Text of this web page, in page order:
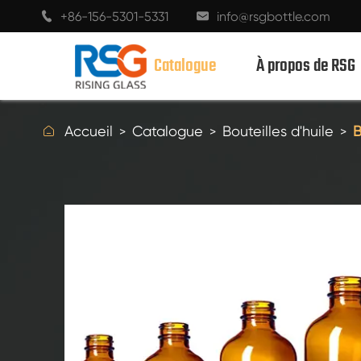
 +86-156-5301-5331  info@rsgbottle.com
Catalogue
BOUTEILLES EN VERRE DE VIN
BOUTEILLES D'HUILE
À propos de RSG
 Accueil Catalogue Bouteilles d'huile